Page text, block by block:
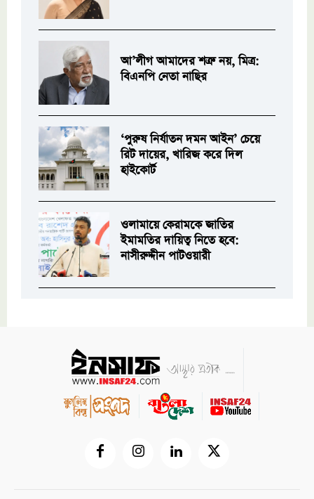
আ’লীগ আমাদের শত্রু নয়, মিত্র:
বিএনপি নেতা নাছির
‘পুরুষ নির্যাতন দমন আইন’ চেয়ে
রিট দায়ের, খারিজ করে দিল
হাইকোর্ট
ওলামায়ে কেরামকে জাতির
ইমামতির দায়িত্ব নিতে হবে:
নাসীরুদ্দীন পাটওয়ারী